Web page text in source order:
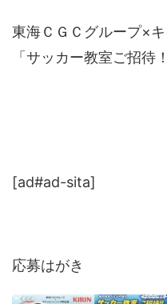
東海ＣＧＣグループ×
「サッカー教室ご招待
[ad#ad-sita]
応募はがき